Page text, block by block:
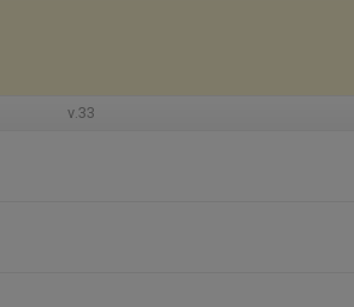
v.33